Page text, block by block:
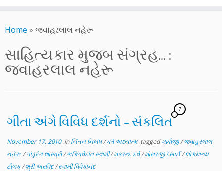
toHome » જવાહરલાલ નહેરૂ
સાહિત્યકાર મુજબ સંગ્રહ... :
જવાહરલાલ નહેરૂ
ગીતા અંગે વિવિધ દર્શનો – સંકલિત
7
November 17, 2010inચિંતન નિબંધ/ધર્મ અધ્યાત્મ taggedગાંધીજી/જવાહરલાલ
નહેરૂ/પાંડુરંગ શાસ્ત્રી/ભક્તિવેદાંત સ્વામી/મકરન્દ દવે/મોરારજી દેસાઈ/લોકમાન્ય
ટીળક/શ્રી અરવિંદ/સ્વામી વિવેકાનંદ